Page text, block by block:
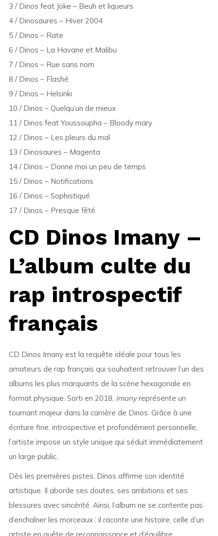
3 / Dinos feat Joke – Beuh et liqueurs
4 / Dinosaures – Hiver 2004
5 / Dinos – Rate
6 / Dinos – La Havane et Malibu
7 / Dinos – Rue sans nom
8 / Dinos – Flashé
9 / Dinos – Helsinki
10 / Dinos – Quelqu’un de mieux
11 / Dinos feat Youssoupha – Bloody mary
12 / Dinos – Les pleurs du mal
13 / Dinosaures – Magenta
14 / Dinos – Donne moi un peu de temps
15 / Dinos – Notifications
16 / Dinos – Sophistiqué
17 / Dinos – Presque fêté
CD Dinos Imany –
L’album culte du
rap introspectif
français
CD Dinos Imany est la requête idéale pour tous les
amateurs de rap français qui souhaitent retrouver l’un des
albums les plus marquants de la scène hexagonale en
format physique. Sorti en 2018, Imanyreprésente un
tournant majeur dans la carrière de Dinos. Grâce à une
écriture fine, introspective et profondément personnelle,
l’artiste impose un style unique qui séduit immédiatement
un large public.
Dès les premières pistes, Dinos affirme son identité
artistique. Il aborde ses doutes, ses ambitions et ses
blessures avec sincérité. Ainsi, l’album ne se contente pas
d’enchaîner les morceaux : il raconte une histoire, celle d’un